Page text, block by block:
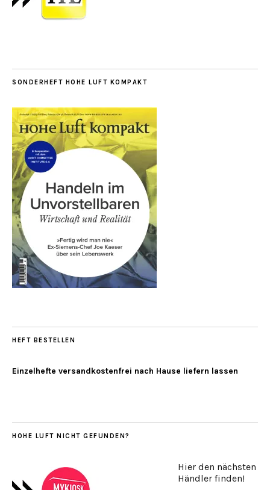
SONDERHEFT HOHE LUFT KOMPAKT
HEFT BESTELLEN
Einzelhefte versandkostenfrei nach Hause liefern lassen
HOHE LUFT NICHT GEFUNDEN?
Hier den nächsten
Händler finden!